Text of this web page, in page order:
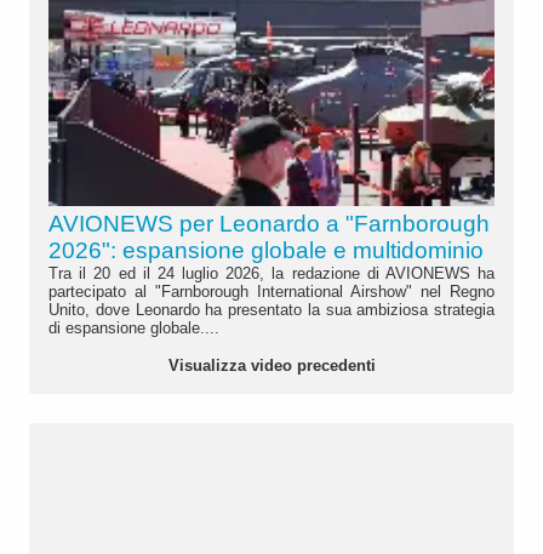
AVIONEWS per Leonardo a "Farnborough
2026": espansione globale e multidominio
Tra il 20 ed il 24 luglio 2026, la redazione di AVIONEWS ha
partecipato al "Farnborough International Airshow" nel Regno
Unito, dove Leonardo ha presentato la sua ambiziosa strategia
di espansione globale....
Visualizza video precedenti